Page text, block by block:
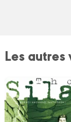
Les autres